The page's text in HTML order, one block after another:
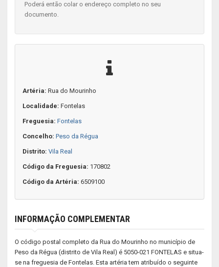
Poderá então colar o endereço completo no seu
documento.
Artéria: Rua do Mourinho
Localidade: Fontelas
Freguesia: Fontelas
Concelho: Peso da Régua
Distrito: Vila Real
Código da Freguesia: 170802
Código da Artéria: 6509100
INFORMAÇÃO COMPLEMENTAR
O código postal completo da Rua do Mourinho no município de
Peso da Régua (distrito de Vila Real) é 5050-021 FONTELAS e situa-
se na freguesia de Fontelas. Esta artéria tem atribuído o seguinte